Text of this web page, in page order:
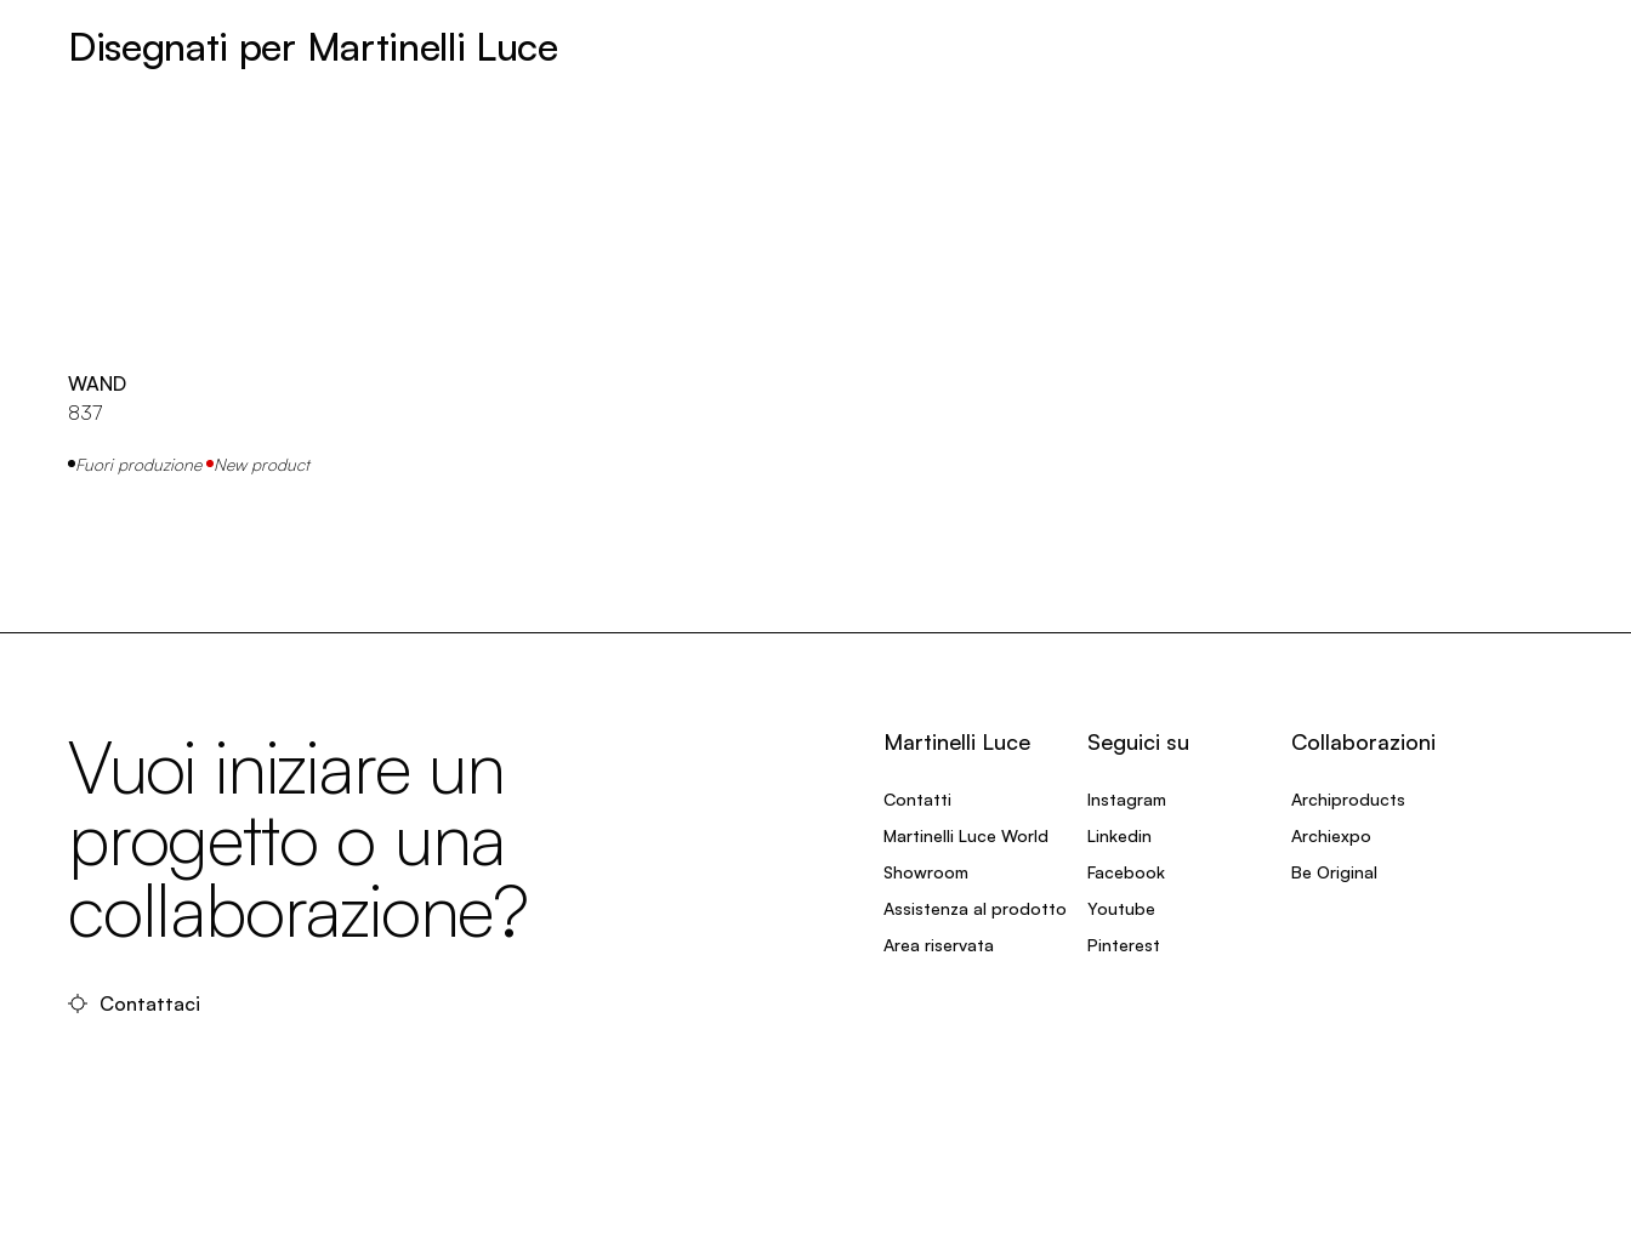
Disegnati per Martinelli Luce
WAND
837
Fuori produzione New product
Vuoi iniziare un
progetto o una
collaborazione?
Contattaci
Martinelli Luce
Contatti
Martinelli Luce World
Showroom
Assistenza al prodotto
Area riservata
Seguici su
Instagram
Linkedin
Facebook
Youtube
Pinterest
Collaborazioni
Archiproducts
Archiexpo
Be Original